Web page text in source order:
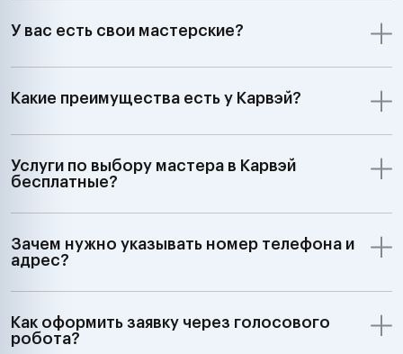
У вас есть свои мастерские?
Какие преимущества есть у Карвэй?
Услуги по выбору мастера в Карвэй
бесплатные?
Зачем нужно указывать номер телефона и
адрес?
Как оформить заявку через голосового
робота?